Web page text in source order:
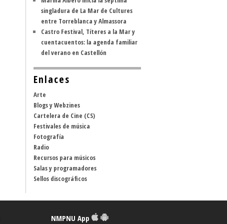
singladura de La Mar de Cultures
entre Torreblanca y Almassora
Castro Festival, Títeres a la Mar y
cuentacuentos: la agenda familiar
del verano en Castellón
Enlaces
Arte
Blogs y Webzines
Cartelera de Cine (CS)
Festivales de música
Fotografía
Radio
Recursos para músicos
Salas y programadores
Sellos discográficos
NMPNU App